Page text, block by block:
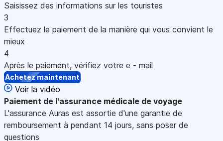
Saisissez des informations sur les touristes
3
Effectuez le paiement de la manière qui vous convient le
mieux
4
Après le paiement, vérifiez votre e - mail
Achetez maintenant
Voir la vidéo
Paiement de l'assurance médicale de voyage
L'assurance Auras est assortie d'une garantie de
remboursement à pendant 14 jours, sans poser de
questions